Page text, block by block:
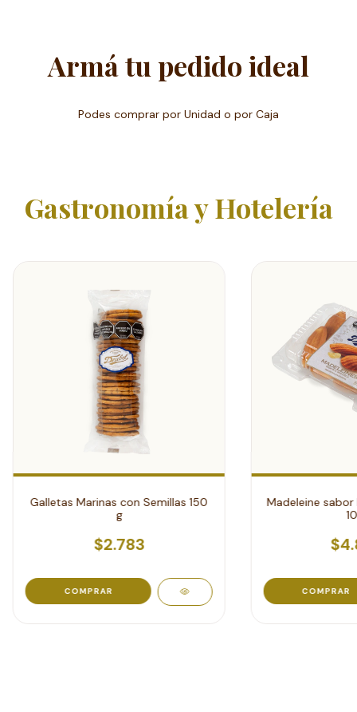
Armá tu pedido ideal
Podes comprar por Unidad o por Caja
Gastronomía y Hotelería
Galletas Marinas con Semillas 150
g
$2.783
COMPRAR
Madeleine
COMPRAR